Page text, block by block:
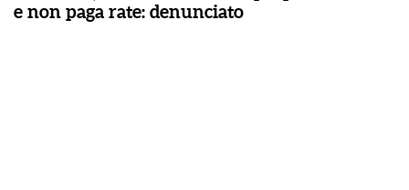
e non paga rate: denunciato